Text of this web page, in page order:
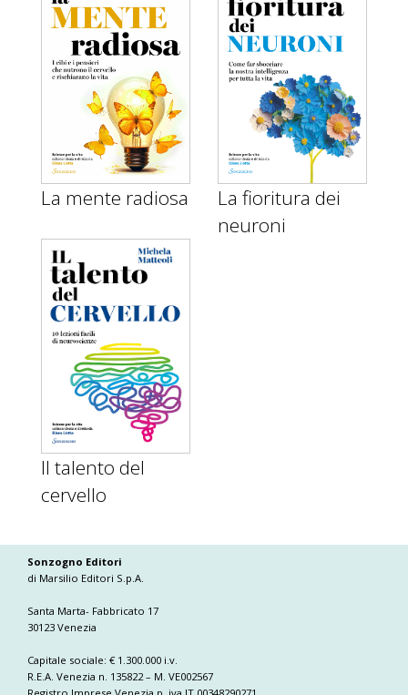
La mente radiosa
La fioritura dei
neuroni
Il talento del
cervello
Sonzogno Editori
di Marsilio Editori S.p.A.
Santa Marta- Fabbricato 17
30123 Venezia
Capitale sociale: € 1.300.000 i.v.
R.E.A. Venezia n. 135822 – M. VE002567